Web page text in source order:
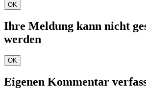
OK
Ihre Meldung kann nicht
werden
OK
Eigenen Kommentar